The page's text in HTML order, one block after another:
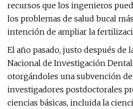
recursos que los ingenieros
los problemas de salud bucal
intención de ampliar la
El año pasado, justo después
Nacional de Investigación
otorgándoles una subvención
investigadores postdoctorales
ciencias básicas, incluida la